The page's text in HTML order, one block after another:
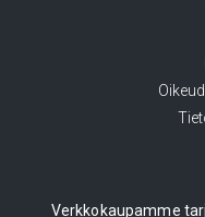
Verkkokaupamme